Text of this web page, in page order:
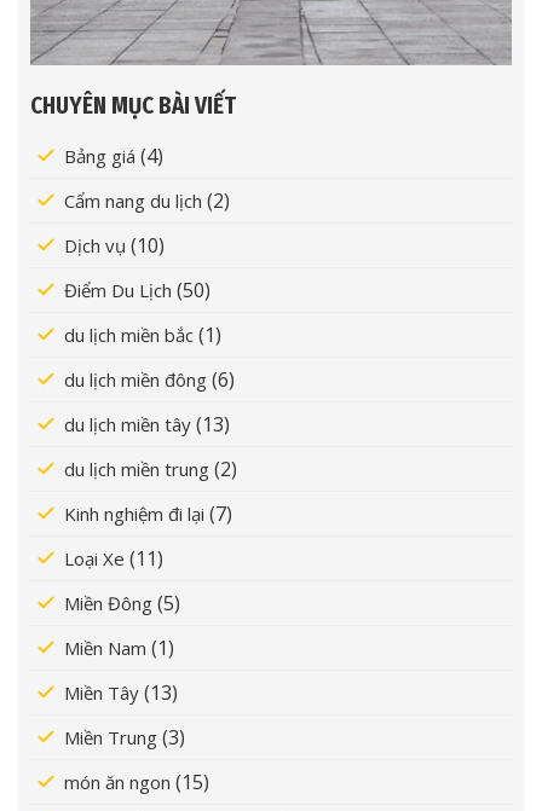
CHUYÊN MỤC BÀI VIẾT
Bảng giá (4)
Cẩm nang du lịch (2)
Dịch vụ (10)
Điểm Du Lịch (50)
du lịch miền bắc (1)
du lịch miền đông (6)
du lịch miền tây (13)
du lịch miền trung (2)
Kinh nghiệm đi lại (7)
Loại Xe (11)
Miền Đông (5)
Miền Nam (1)
Miền Tây (13)
Miền Trung (3)
món ăn ngon (15)